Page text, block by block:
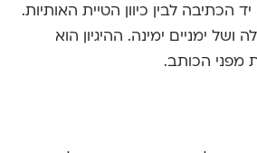
הכתיבה לבין כיוון הטיית האותיות.
ימניים ימינה. ההיגיון הוא
מפני הכותב.